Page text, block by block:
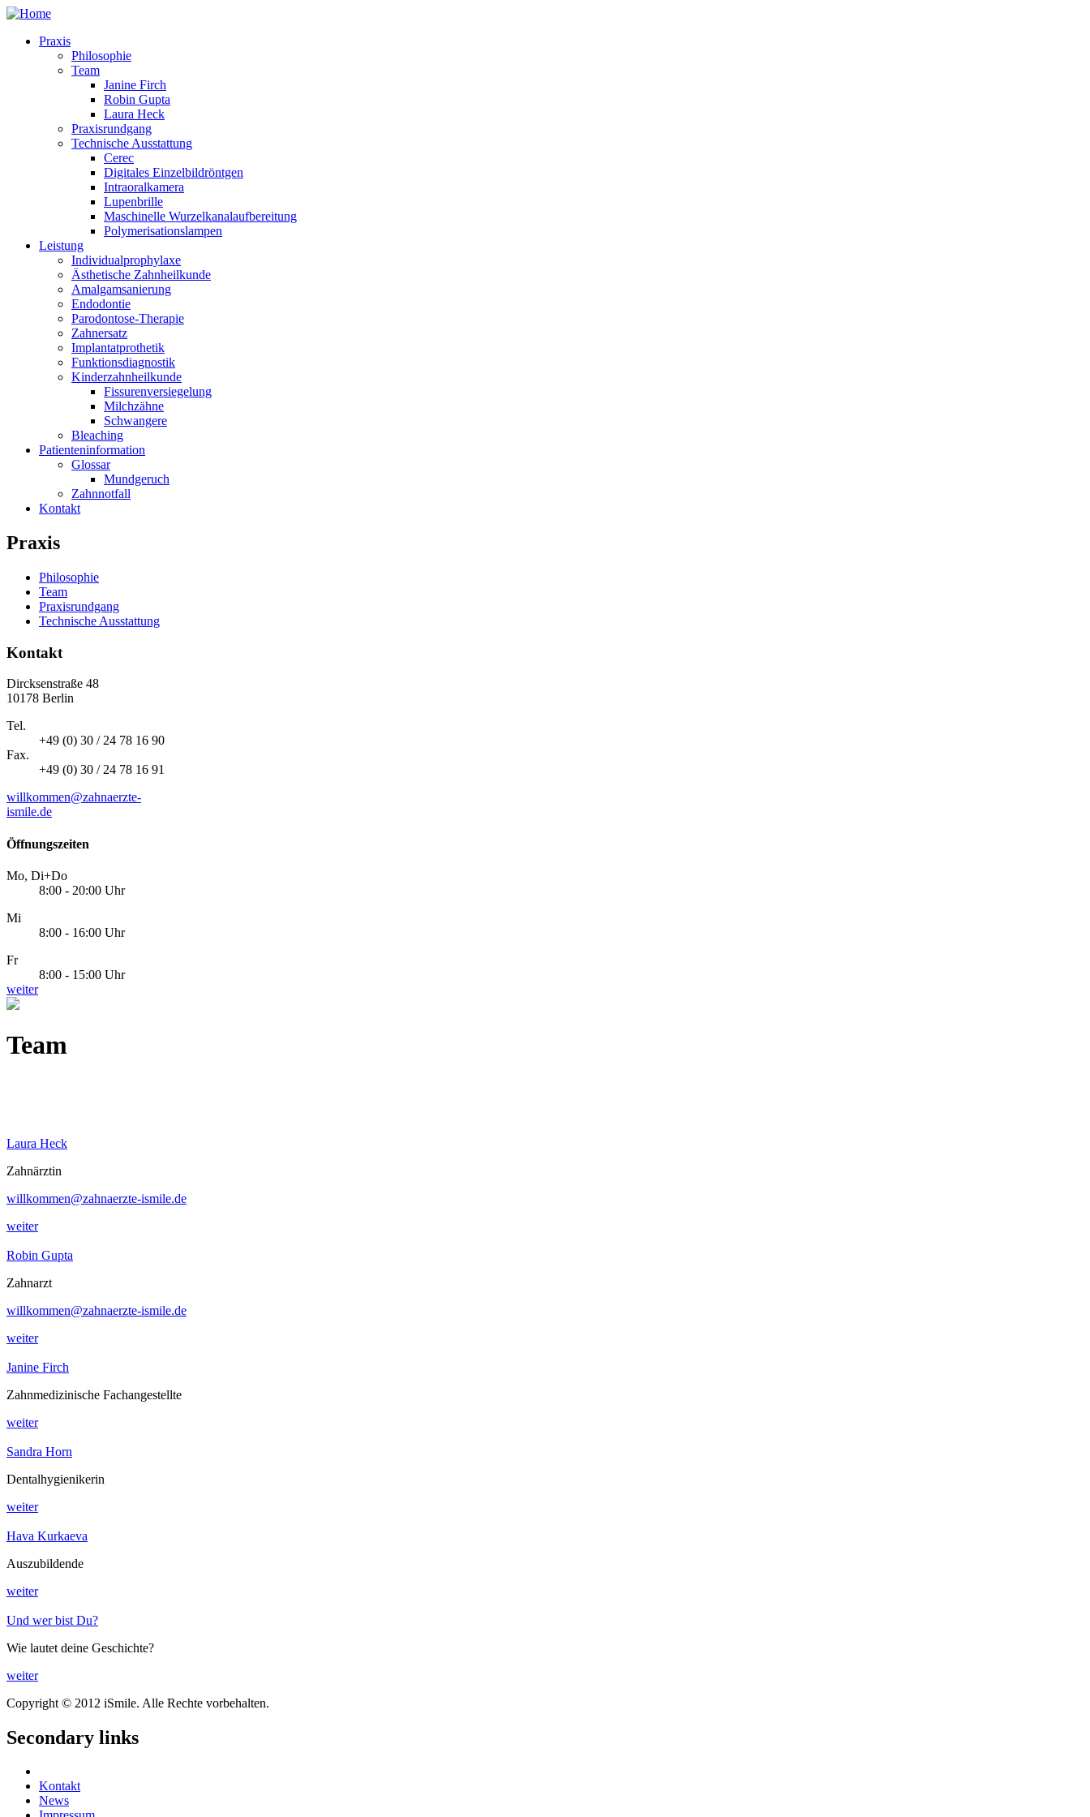
Praxis
Philosophie
Team
Janine Firch
Robin Gupta
Laura Heck
Praxisrundgang
Technische Ausstattung
Cerec
Digitales Einzelbildröntgen
Intraoralkamera
Lupenbrille
Maschinelle Wurzelkanalaufbereitung
Polymerisationslampen
Leistung
Individualprophylaxe
Ästhetische Zahnheilkunde
Amalgamsanierung
Endodontie
Parodontose-Therapie
Zahnersatz
Implantatprothetik
Funktionsdiagnostik
Kinderzahnheilkunde
Fissurenversiegelung
Milchzähne
Schwangere
Bleaching
Patienteninformation
Glossar
Mundgeruch
Zahnnotfall
Kontakt
Praxis
Philosophie
Team
Praxisrundgang
Technische Ausstattung
Kontakt
Dircksenstraße 48
10178 Berlin
Tel.
+49 (0) 30 / 24 78 16 90
Fax.
+49 (0) 30 / 24 78 16 91
willkommen@zahnaerzte-
ismile.de
Öffnungszeiten
Mo, Di+Do
8:00 - 20:00 Uhr
Mi
8:00 - 16:00 Uhr
Fr
8:00 - 15:00 Uhr
weiter
Team
Laura Heck
Zahnärztin
willkommen@zahnaerzte-ismile.de
weiter
Robin Gupta
Zahnarzt
willkommen@zahnaerzte-ismile.de
weiter
Janine Firch
Zahnmedizinische Fachangestellte
weiter
Sandra Horn
Dentalhygienikerin
weiter
Hava Kurkaeva
Auszubildende
weiter
Und wer bist Du?
Wie lautet deine Geschichte?
weiter
Copyright © 2012 iSmile. Alle Rechte vorbehalten.
Secondary links
Kontakt
News